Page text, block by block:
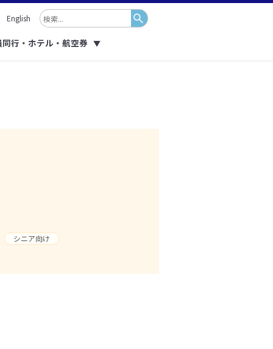
English
行・ホテル・航空券 ▼
シニア向け